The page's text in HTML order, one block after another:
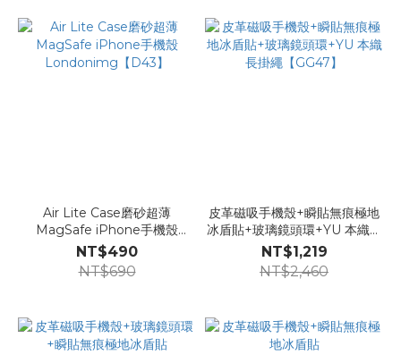
Air Lite Case磨砂超薄
MagSafe iPhone手機殼
Londonimg【D43】
NT$490
NT$690
皮革磁吸手機殼+瞬貼無痕極地
冰盾貼+玻璃鏡頭環+YU 本織長
掛繩【GG47】
NT$1,219
NT$2,460